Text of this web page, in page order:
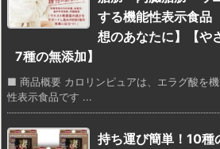
する機能性表示食品
想のあなたに】【や
7種の無添加】
■ 商品概要 カロリンピュアは、エラグ酸を
性表示食品です ...
持ち運び簡単！10種